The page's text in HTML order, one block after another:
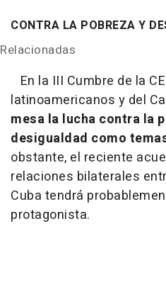
CONTRA LA POBREZA Y
Relacionadas
En la III Cumbre de la
latinoamericanos y del
mesa la lucha contra la
desigualdad como
obstante, el reciente
relaciones bilaterales
Cuba tendrá
protagonista.